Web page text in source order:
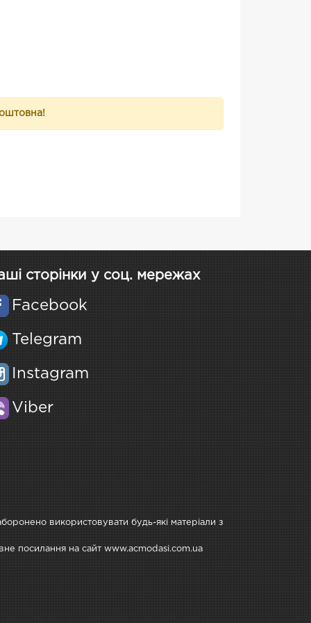
сторінки у соц. мережах
Facebook
Telegram
Instagram
Viber
використовувати будь-які матеріали з
посилання на сайт www.acmodasi.com.ua